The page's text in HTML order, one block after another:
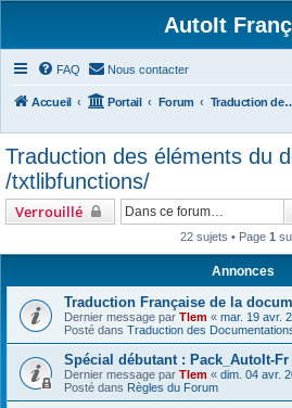
AutoIt
FAQ Nous contacter
Accueil Portail Forum Traduction des éléments du
Traduction des éléments du
/txtlibfunctions/
Verrouillé
22 sujets • Page 1
Annonces
Traduction Française de la
Dernier message par Tlem « mar. 19 avr.
Posté dans Traduction des
Spécial débutant : Pack_AutoIt-Fr
Dernier message par Tlem « dim. 04 avr.
Posté dans Règles du Forum